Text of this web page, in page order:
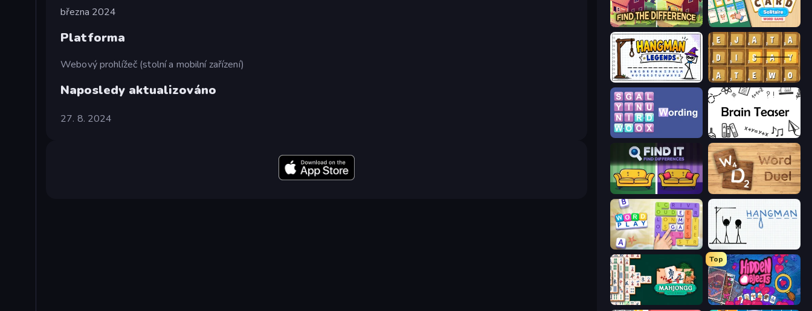
března 2024
Platforma
Webový prohlížeč (stolní a mobilní zařízení)
Naposledy aktualizováno
27. 8. 2024
Find The Difference
Hangman Legends Waffle Words
Wording Brain Teaser
Find It - Find The Differences Word Duel
Word Play Hangman
Mahjongg Solitaire
Top
Hidden Objects